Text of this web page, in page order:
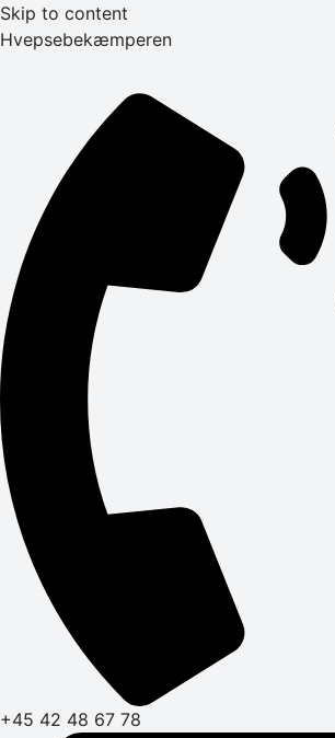
Skip to content
Hvepsebekæmperen
+45 42 48 67 78